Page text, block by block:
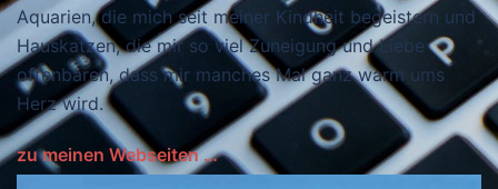
Aquarien, die mich seit meiner Kindheit begeistern und
Hauskatzen, die mir so viel Zuneigung und Liebe
offenbaren, dass mir manches Mal ganz warm ums
Herz wird.
zu meinen Webseiten …